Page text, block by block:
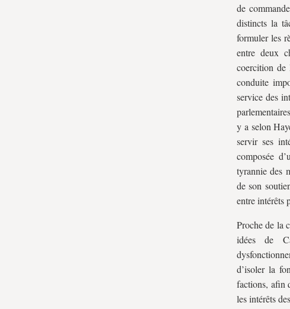
de
distincts la
formuler les
entre deux
coercition de
conduite
service des
y a selon
servir ses
composée
tyrannie des
de son
entre intérêts
Proche de la
idées de
d’isoler la
factions, afin
les intérêts